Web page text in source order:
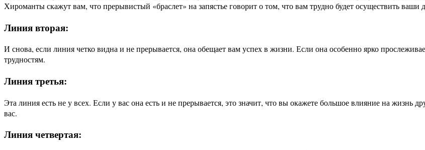
Хироманты скажут вам, что прерывистый «браслет» на запястье говорит о том, что вам трудно будет осуществить ваши
Линия вторая:
И снова, если линия четко видна и не прерывается, она обещает вам успех в жизни. Если она особенно ярко
трудностям.
Линия третья:
Эта линия есть не у всех. Если у вас она есть и не прерывается, это значит, что вы окажете большое влияние на
вас.
Линия четвертая: